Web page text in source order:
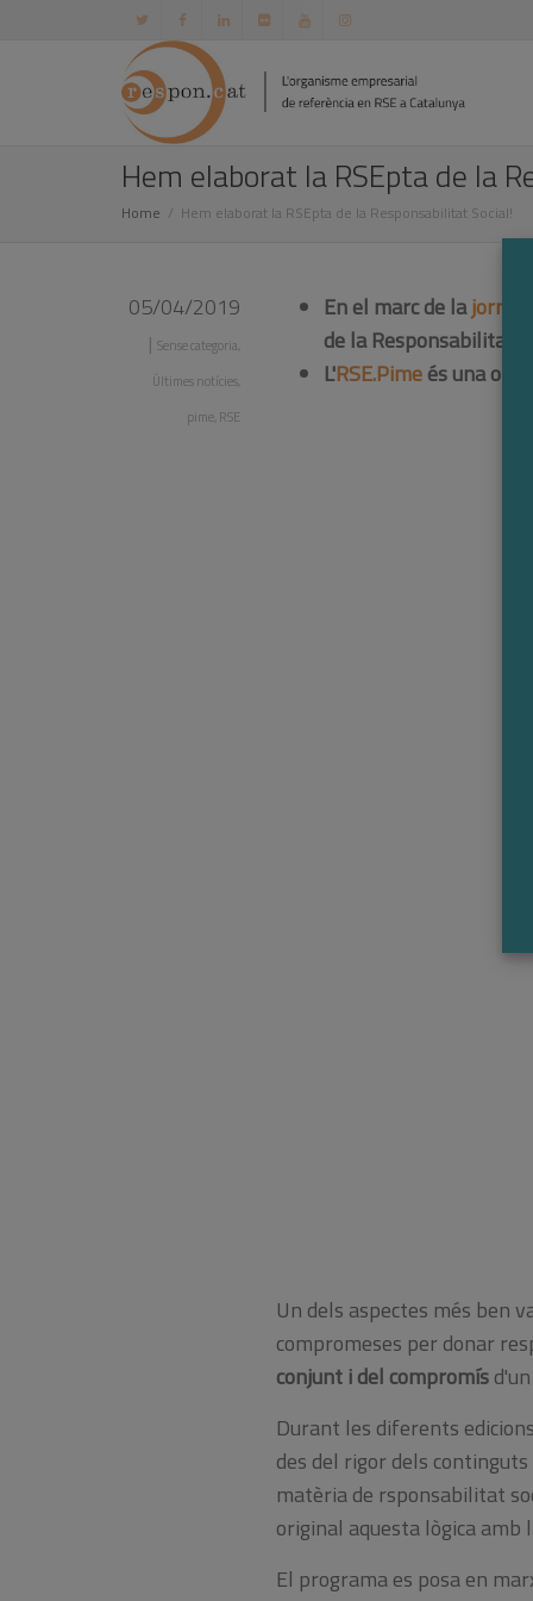
Hem elaborat la RSEpta de la
Home Hem elaborat la RSEpta de la Responsabilitat Social!
05/04/2019
| Sense categoria
Últimes notícies
pime RSE
En el marc de la
de la Responsabilitat
L'RSE.Pimeés una
Un dels aspectes més ben
compromeses per donar
conjunt i del compromís
Durant les diferents
des del rigor dels
matèria de rsponsabilitat
original aquesta lògica amb
El programa es posa en